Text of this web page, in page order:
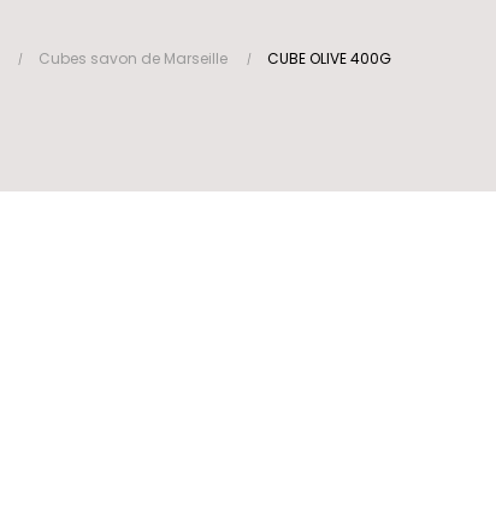
Cubes savon de Marseille CUBE OLIVE 400G